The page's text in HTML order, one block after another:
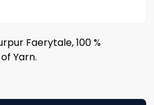
Faerytale, 100 %
Yarn.